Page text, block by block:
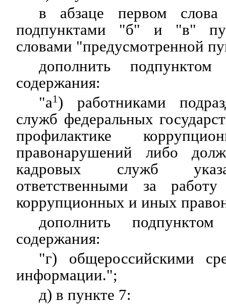
в абзаце первом слова
подпунктами "б" и "в"
словами "предусмотренной
дополнить
содержания:
"а1 ) работниками
служб федеральных
профилактике
правонарушений либо
кадровых служб
ответственными за
коррупционных и иных
дополнить
содержания:
"г) общероссийскими
информации.";
д) в пункте 7: